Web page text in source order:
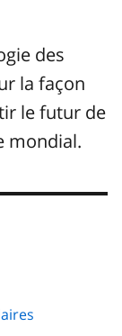
des
la façon
le futur de
mondial.